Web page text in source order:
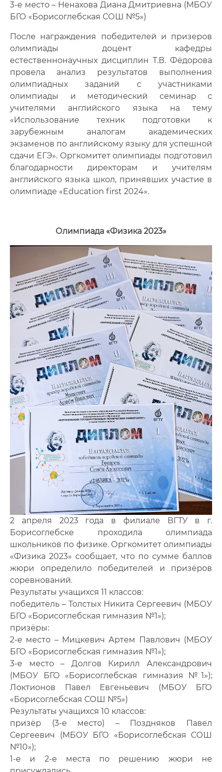
3-е место – Ненахова Диана Дмитриевна (МБОУ
БГО «Борисоглебская СОШ №5»)
После награждения победителей и призеров
олимпиады доцент кафедры
естественнонаучных дисциплин Т.В. Фёдорова
провела анализ результатов выполнения
олимпиадных заданий с участниками
олимпиады и методический семинар с
учителями английского языка на тему
«Использование техник подготовки к
зарубежным аналогам академических
экзаменов по английскому языку для успешной
сдачи ЕГЭ». Оргкомитет олимпиады подготовил
благодарности директорам и учителям
английского языка школ, принявших участие в
олимпиаде «Education first 2024».
Олимпиада «Физика 2023»
2 апреля 2023 года в филиале ВГТУ в г.
Борисоглебске проходила олимпиада
школьников по физике. Оргкомитет олимпиады
«Физика 2023» сообщает, что по сумме баллов
жюри определило победителей и призёров
соревнований.
Результаты учащихся 11 классов:
победитель – Толстых Никита Сергеевич (МБОУ
БГО «Борисоглебская гимназия №1»);
призёры:
2-е место – Мицкевич Артем Павлович (МБОУ
БГО «Борисоглебская гимназия №1»);
3-е место – Долгов Кирилл Александрович
(МБОУ БГО «Борисоглебская гимназия №1»);
Локтионов Павел Евгеньевич (МБОУ БГО
«Борисоглебская СОШ №5»)
Результаты учащихся 10 классов:
призёр (3-е место) – Поздняков Павел
Сергеевич (МБОУ БГО «Борисоглебская СОШ
№10»);
1-е и 2-е места по решению жюри не